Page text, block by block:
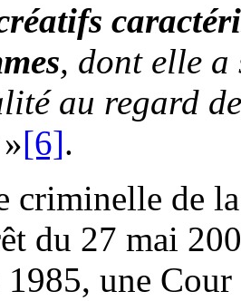
, dont elle a
au regard
»[6].
criminelle de
du 27 mai
une Cour